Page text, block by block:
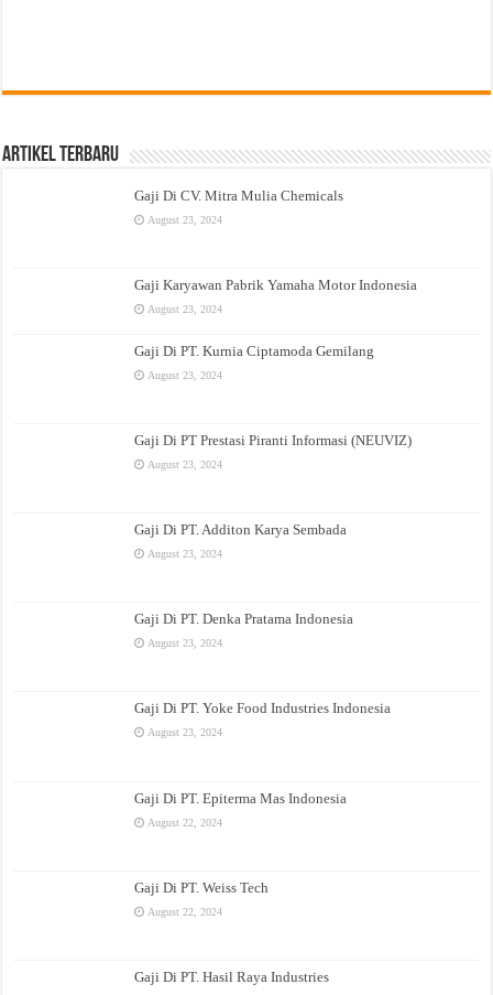
Artikel Terbaru
Gaji Di CV. Mitra Mulia Chemicals
August 23, 2024
Gaji Karyawan Pabrik Yamaha Motor Indonesia
August 23, 2024
Gaji Di PT. Kurnia Ciptamoda Gemilang
August 23, 2024
Gaji Di PT Prestasi Piranti Informasi (NEUVIZ)
August 23, 2024
Gaji Di PT. Additon Karya Sembada
August 23, 2024
Gaji Di PT. Denka Pratama Indonesia
August 23, 2024
Gaji Di PT. Yoke Food Industries Indonesia
August 23, 2024
Gaji Di PT. Epiterma Mas Indonesia
August 22, 2024
Gaji Di PT. Weiss Tech
August 22, 2024
Gaji Di PT. Hasil Raya Industries